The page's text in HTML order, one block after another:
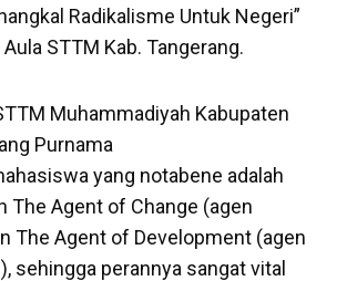
Radikalisme Untuk Negeri”
STTM Kab. Tangerang.
Muhammadiyah Kabupaten
Purnama
yang notabene adalah
The Agent of Change (agen
The Agent of Development (agen
sehingga perannya sangat vital